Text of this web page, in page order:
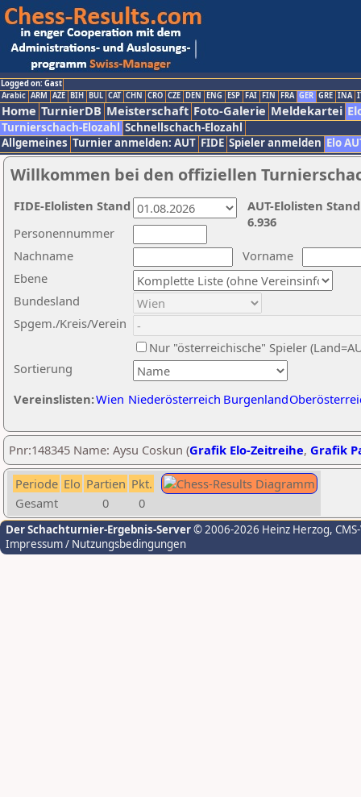
Logged on: Gast
Arabic ARM AZE BIH BUL CAT CHN CRO CZE DEN ENG ESP FAI FIN FRA GER GRE INA
Home TurnierDB Meisterschaft Foto-Galerie Meldekartei
Turnierschach-Elozahl Schnellschach-Elozahl
Allgemeines Turnier anmelden: AUT FIDE Spieler anmelden Elo
Willkommen bei den offiziellen
Nachname
Vorname
Ebene
Sortierung
Personennummer
Bundesland
Spgem./Kreis/Verein
Nur "österreichische" Spieler
Vereinslisten:Wien Niederösterreich Burgenland
AUT-Elolisten
6.936
FIDE-Elolisten Stand
Pnr:148345 Name: Aysu Coskun (Grafik Elo-Zeitreihe, Grafik
Periode Elo Partien Pkt.
Gesamt
0 0
Der Schachturnier-Ergebnis-Server© 2006-2026 Heinz Herzog,
Impressum / Nutzungsbedingungen